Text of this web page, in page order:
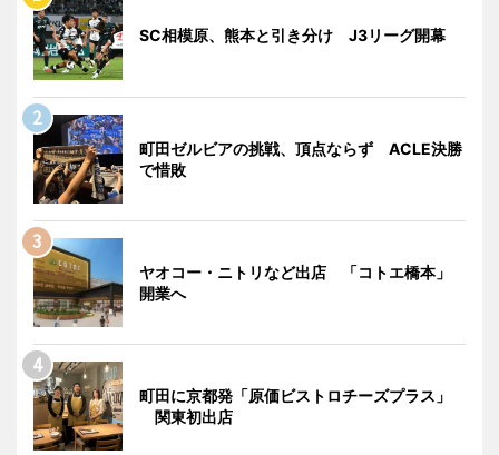
SC相模原、熊本と引き分け J3リーグ開幕
町田ゼルビアの挑戦、頂点ならず ACLE決勝
で惜敗
ヤオコー・ニトリなど出店 「コトエ橋本」
開業へ
町田に京都発「原価ビストロチーズプラス」
関東初出店